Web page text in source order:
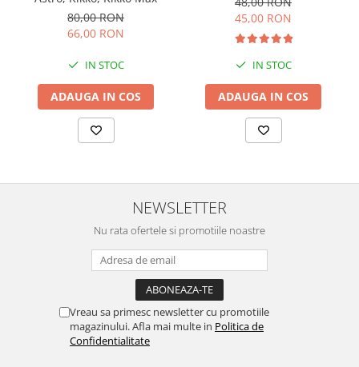
80,00 RON
66,00 RON
IN STOC
ADAUGA IN COS
45,00 RON
IN STOC
ADAUGA IN COS
NEWSLETTER
Nu rata ofertele si promotiile noastre
Vreau sa primesc newsletter cu promotiile
magazinului. Afla mai multe in Politica de
Confidentialitate